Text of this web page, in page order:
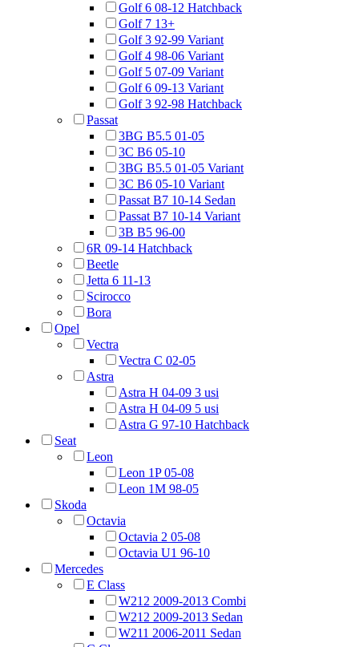
Golf 6 08-12 Hatchback
Golf 7 13+
Golf 3 92-99 Variant
Golf 4 98-06 Variant
Golf 5 07-09 Variant
Golf 6 09-13 Variant
Golf 3 92-98 Hatchback
Passat
3BG B5.5 01-05
3C B6 05-10
3BG B5.5 01-05 Variant
3C B6 05-10 Variant
Passat B7 10-14 Sedan
Passat B7 10-14 Variant
3B B5 96-00
6R 09-14 Hatchback
Beetle
Jetta 6 11-13
Scirocco
Bora
Opel
Vectra
Vectra C 02-05
Astra
Astra H 04-09 3 usi
Astra H 04-09 5 usi
Astra G 97-10 Hatchback
Seat
Leon
Leon 1P 05-08
Leon 1M 98-05
Skoda
Octavia
Octavia 2 05-08
Octavia U1 96-10
Mercedes
E Class
W212 2009-2013 Combi
W212 2009-2013 Sedan
W211 2006-2011 Sedan